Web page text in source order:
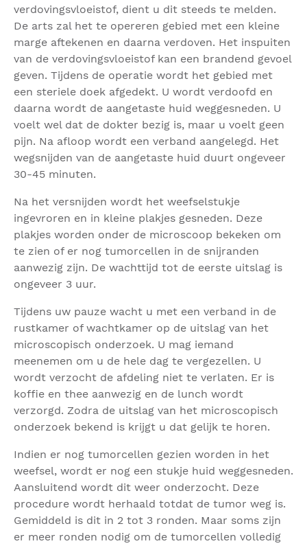
verdovingsvloeistof, dient u dit steeds te melden.
De arts zal het te opereren gebied met een kleine
marge aftekenen en daarna verdoven. Het inspuiten
van de verdovingsvloeistof kan een brandend gevoel
geven. Tijdens de operatie wordt het gebied met
een steriele doek afgedekt. U wordt verdoofd en
daarna wordt de aangetaste huid weggesneden. U
voelt wel dat de dokter bezig is, maar u voelt geen
pijn. Na afloop wordt een verband aangelegd. Het
wegsnijden van de aangetaste huid duurt ongeveer
30-45 minuten.
Na het versnijden wordt het weefselstukje
ingevroren en in kleine plakjes gesneden. Deze
plakjes worden onder de microscoop bekeken om
te zien of er nog tumorcellen in de snijranden
aanwezig zijn. De wachttijd tot de eerste uitslag is
ongeveer 3 uur.
Tijdens uw pauze wacht u met een verband in de
rustkamer of wachtkamer op de uitslag van het
microscopisch onderzoek. U mag iemand
meenemen om u de hele dag te vergezellen. U
wordt verzocht de afdeling niet te verlaten. Er is
koffie en thee aanwezig en de lunch wordt
verzorgd. Zodra de uitslag van het microscopisch
onderzoek bekend is krijgt u dat gelijk te horen.
Indien er nog tumorcellen gezien worden in het
weefsel, wordt er nog een stukje huid weggesneden.
Aansluitend wordt dit weer onderzocht. Deze
procedure wordt herhaald totdat de tumor weg is.
Gemiddeld is dit in 2 tot 3 ronden. Maar soms zijn
er meer ronden nodig om de tumorcellen volledig